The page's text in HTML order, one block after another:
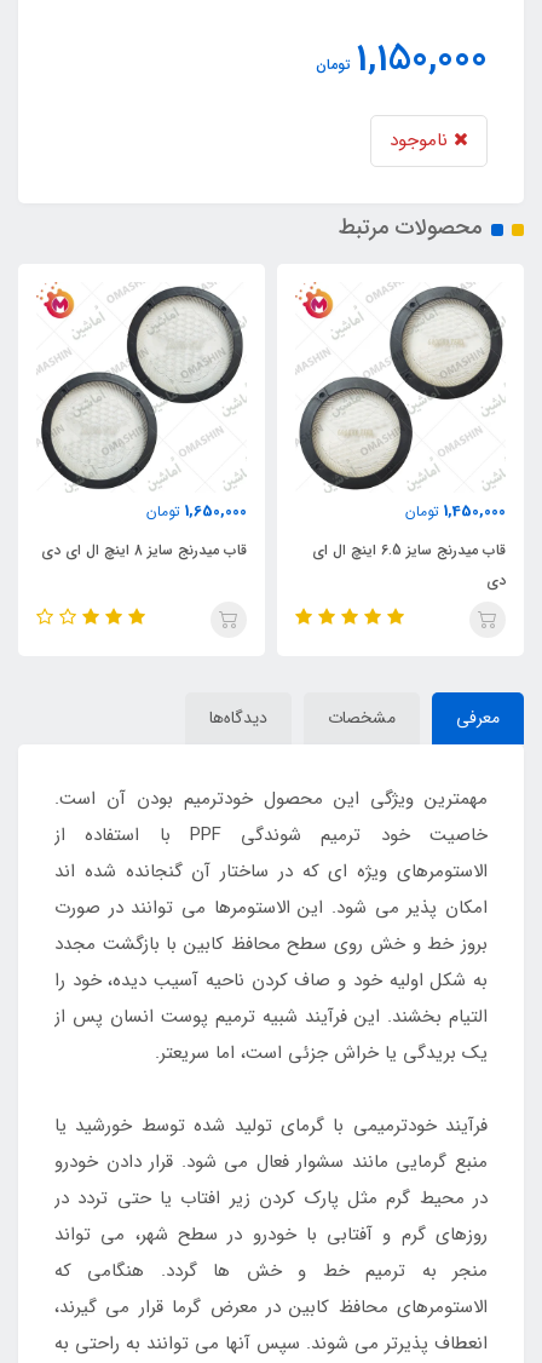
1,150,000 تومان
ناموجود
محصولات مرتبط
1,450,000 تومان
قاب میدرنج سایز 6.5 اینچ ال ای
دی
1,650,000 تومان
قاب میدرنج سایز 8 اینچ ال ای دی
معرفی مشخصات دیدگاه‌ها
مهمترین ویژگی این محصول خودترمیم بودن آن است.
خاصیت خود ترمیم شوندگی PPF با استفاده از
الاستومرهای ویژه ای که در ساختار آن گنجانده شده اند
امکان پذیر می شود. این الاستومرها می توانند در صورت
بروز خط و خش روی سطح محافظ کابین با بازگشت مجدد
به شکل اولیه خود و صاف کردن ناحیه آسیب دیده، خود را
التیام بخشند. این فرآیند شبیه ترمیم پوست انسان پس از
یک بریدگی یا خراش جزئی است، اما سریعتر.
فرآیند خودترمیمی با گرمای تولید شده توسط خورشید یا
منبع گرمایی مانند سشوار فعال می شود. قرار دادن خودرو
در محیط گرم مثل پارک کردن زیر افتاب یا حتی تردد در
روزهای گرم و آفتابی با خودرو در سطح شهر، می تواند
منجر به ترمیم خط و خش ها گردد. هنگامی که
الاستومرهای محافظ کابین در معرض گرما قرار می گیرند،
انعطاف پذیرتر می شوند. سپس آنها می توانند به راحتی به